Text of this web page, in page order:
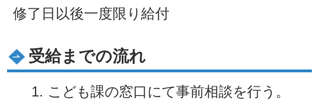
修了日以後一度限り給付
受給までの流れ
こども課の窓口にて事前相談を行う。